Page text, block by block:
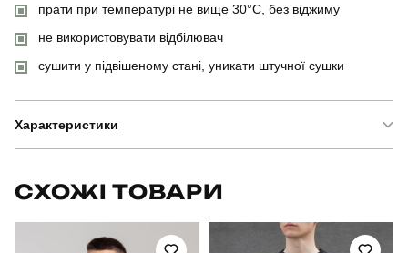
прати при температурі не вище 30°C, без віджиму
не використовувати відбілювач
сушити у підвішеному стані, уникати штучної сушки
Характеристики
СХОЖІ ТОВАРИ